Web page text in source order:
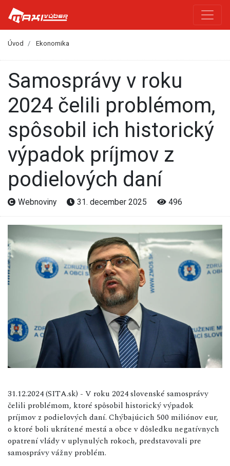
Úvod Ekonomika
Samosprávy v roku
2024 čelili problémom,
spôsobil ich historický
výpadok príjmov z
podielových daní
Webnoviny 31. december 2025 496
31.12.2024 (SITA.sk) - V roku 2024 slovenské samosprávy
čelili problémom, ktoré spôsobil historický výpadok
príjmov z podielových daní. Chýbajúcich 500 miliónov eur,
o ktoré boli ukrátené mestá a obce v dôsledku negatívnych
opatrení vlády v uplynulých rokoch, predstavovali pre
samosprávy vážny problém.